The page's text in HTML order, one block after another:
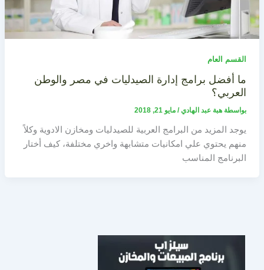
القسم العام
ما أفضل برامج إدارة الصيدليات في مصر والوطن
العربي؟
بواسطة هبة عبد الهادي/ مايو 21, 2018
يوجد المزيد من البرامج العربية للصيدليات ومخازن الادوية وكلاً
منهم يحتوي علي امكانيات متشابهة واخري مختلفة، كيف أختار
البرنامج المناسب